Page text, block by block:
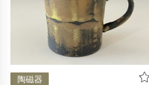
陶磁器